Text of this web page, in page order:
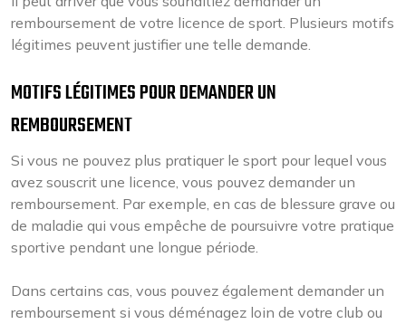
remboursement de votre licence de sport. Plusieurs motifs
légitimes peuvent justifier une telle demande.
MOTIFS LÉGITIMES POUR DEMANDER UN
REMBOURSEMENT
Si vous ne pouvez plus pratiquer le sport pour lequel vous
avez souscrit une licence, vous pouvez demander un
remboursement. Par exemple, en cas de blessure grave ou
de maladie qui vous empêche de poursuivre votre pratique
sportive pendant une longue période.
Dans certains cas, vous pouvez également demander un
remboursement si vous déménagez loin de votre club ou